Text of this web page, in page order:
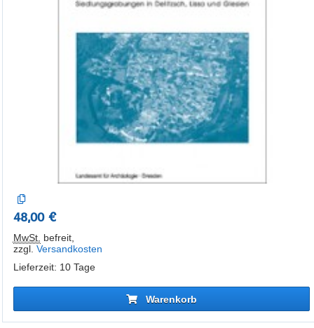
48,00 €
MwSt. befreit,
zzgl. Versandkosten
Lieferzeit: 10 Tage
Warenkorb